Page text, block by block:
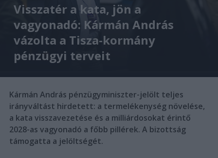
Visszatér a kata, jön a
vagyonadó: Kármán András
vázolta a Tisza-kormány
pénzügyi terveit
Kármán András pénzügyminiszter-jelölt teljes
irányváltást hirdetett: a termelékenység növelése,
a kata visszavezetése és a milliárdosokat érintő
2028-as vagyonadó a főbb pillérek. A bizottság
támogatta a jelöltségét.